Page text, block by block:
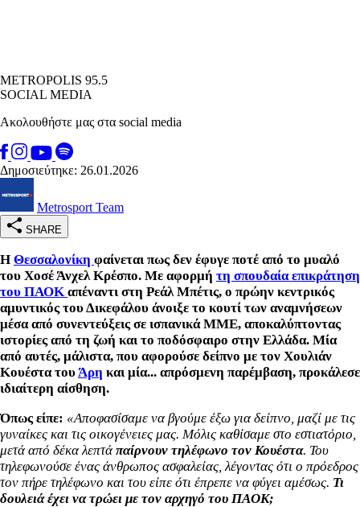
METROPOLIS 95.5
SOCIAL MEDIA
Ακολουθήστε μας στα social media
Δημοσιεύτηκε: 26.01.2026
Metrosport Team
SHARE
Η Θεσσαλονίκη φαίνεται πως δεν έφυγε ποτέ από το μυαλό
του Χοσέ Άνχελ Κρέσπο. Με αφορμή τη σπουδαία επικράτηση
του ΠΑΟΚ απέναντι στη Ρεάλ Μπέτις, ο πρώην κεντρικός
αμυντικός του Δικεφάλου άνοιξε το κουτί των αναμνήσεων
μέσα από συνεντεύξεις σε ισπανικά ΜΜΕ, αποκαλύπτοντας
ιστορίες από τη ζωή και το ποδόσφαιρο στην Ελλάδα. Μία
από αυτές, μάλιστα, που αφορούσε δείπνο με τον Χουλιάν
Κουέστα τουΆρη και μία... απρόσμενη παρέμβαση, προκάλεσε
ιδιαίτερη αίσθηση.
Όπως είπε: «Αποφασίσαμε να βγούμε έξω για δείπνο, μαζί με τις
γυναίκες και τις οικογένειες μας. Μόλις καθίσαμε στο εστιατόριο,
μετά από δέκα λεπτά παίρνουν τηλέφωνο τον Κουέστα. Του
τηλεφωνούσε ένας άνθρωπος ασφαλείας, λέγοντας ότι ο πρόεδρος
τον πήρε τηλέφωνο και του είπε ότι έπρεπε να φύγει αμέσως. Τι
δουλειά έχει να τρώει με τον αρχηγό του ΠΑΟΚ;